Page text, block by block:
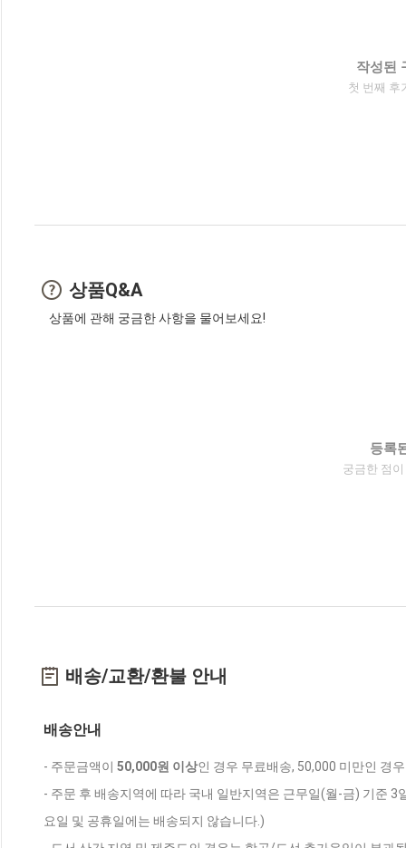
작성된
첫 번째 후
상품Q&A
상품에 관해 궁금한 사항을 물어보세요!
등록
궁금한 점
배송/교환/환불 안내
배송안내
- 주문금액이 50,000원 이상인 경우 무료배송, 50,000 미만인 경
- 주문 후 배송지역에 따라 국내 일반지역은 근무일(월-금) 기준
요일 및 공휴일에는 배송되지 않습니다.)